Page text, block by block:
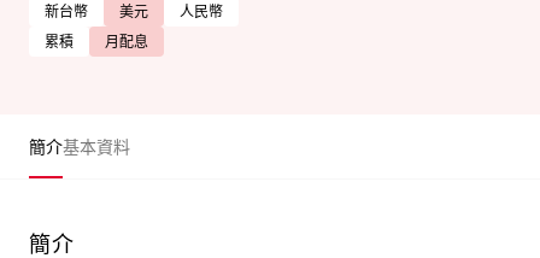
新台幣
美元
人民幣
累積
月配息
簡介基本資料
簡介